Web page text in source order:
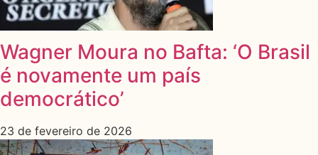
Wagner Moura no Bafta: ‘O Brasil
é novamente um país
democrático’
23 de fevereiro de 2026